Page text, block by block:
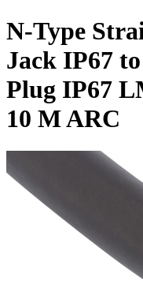
N-Type
Jack IP67
Plug IP67
10 M ARC